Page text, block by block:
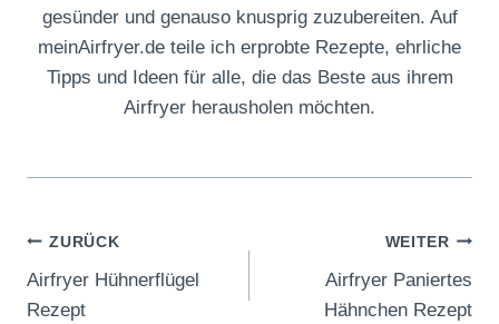
gesünder und genauso knusprig zuzubereiten. Auf
meinAirfryer.de teile ich erprobte Rezepte, ehrliche
Tipps und Ideen für alle, die das Beste aus ihrem
Airfryer herausholen möchten.
Beitragsnavigation
ZURÜCK
Airfryer Hühnerflügel
Rezept
WEITER
Airfryer Paniertes
Hähnchen Rezept